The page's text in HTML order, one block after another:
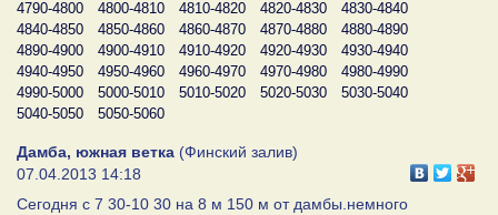
4790-4800
4800-4810 4810-4820 4820-4830
4830-4840
4840-4850
4850-4860 4860-4870 4870-4880
4880-4890
4890-4900
4900-4910 4910-4920 4920-4930
4930-4940
4940-4950
4950-4960 4960-4970 4970-4980
4980-4990
4990-5000
5000-5010 5010-5020 5020-5030
5030-5040
5040-5050
5050-5060
Дамба, южная ветка (Финский залив)
07.04.2013 14:18
Сегодня с 7 30-10 30 на 8 м 150 м от дамбы.немного